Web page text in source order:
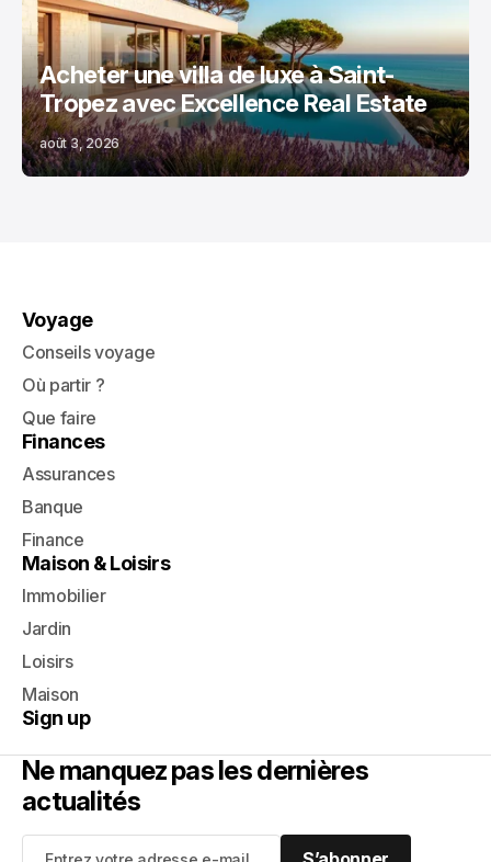
Acheter une villa de luxe à Saint-
Tropez avec Excellence Real Estate
août 3, 2026
Voyage
Conseils voyage
Où partir ?
Que faire
Finances
Assurances
Banque
Finance
Maison & Loisirs
Immobilier
Jardin
Loisirs
Maison
Sign up
Ne manquez pas les dernières
actualités